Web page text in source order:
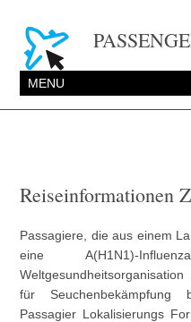
Reiseinformationen
Passagiere, die aus einem
eine A(H1N1)-
für
Passagier Lokalisierungs